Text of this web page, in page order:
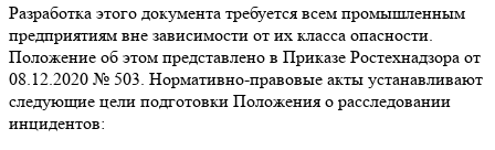
Разработка этого документа требуется всем промышленным
предприятиям вне зависимости от их класса опасности.
Положение об этом представлено в Приказе Ростехнадзора от
08.12.2020 № 503. Нормативно-правовые акты устанавливают
следующие цели подготовки Положения о расследовании
инцидентов: